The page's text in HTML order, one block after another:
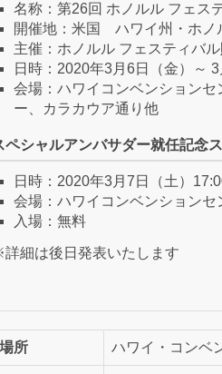
名称：第26回 ホノルル フェス
開催地：米国 ハワイ州・ホノ
主催：ホノルル フェスティバル
日時：2020年3月6日（金）～
会場：ハワイコンベンション
ー、カラカウア通り他
ペシャルアンバサダー就任記念
日時：2020年3月7日（土）
会場：ハワイコンベンションセ
入場：無料
細は後日発表いたします
場所 ハワイ・コンベ